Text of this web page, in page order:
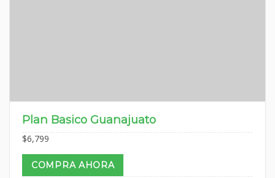
Plan Basico Guanajuato
$6,799
COMPRA AHORA